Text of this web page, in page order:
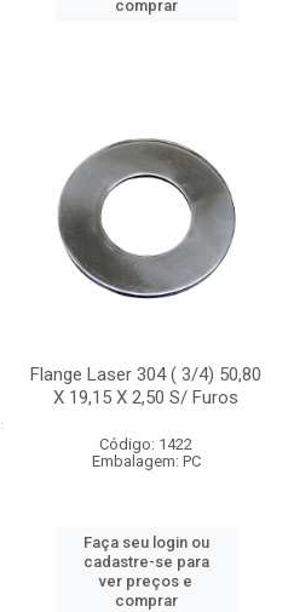
comprar
Flange Laser 304 ( 3/4) 50,80
X 19,15 X 2,50 S/ Furos
Código: 1422
Embalagem: PC
Faça seu login ou
cadastre-se para
ver preços e
comprar